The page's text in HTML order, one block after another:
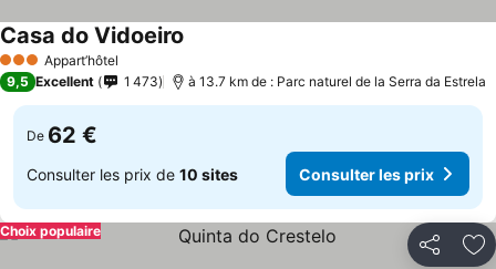
3 ÉtoilesAppart’hôtel
Casa do Vidoeiro
9,5 Excellent 1 473 à 13.7 km de : Parc naturel de la Serra da Estrela
De 62 €
Consulter les prix de 10 sites Consulter les prix
Partager
Choix populaire